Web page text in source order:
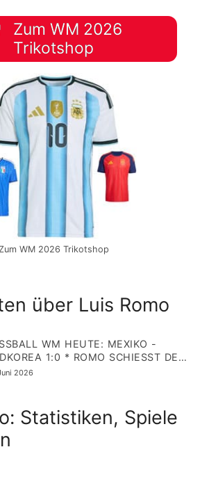
Zum WM 2026
Trikotshop
WM 2026 Trikotshop
über Luis Romo
WM HEUTE: MEXIKO - S
1:0 * ROMO SCHIESST DEN GA
IN DIE K.O.PHASE
2026
Statistiken, Spiele